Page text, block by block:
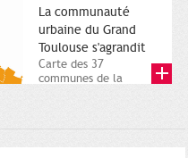
La communauté
urbaine du Grand
Toulouse s'agrandit
Carte des 37
communes de la